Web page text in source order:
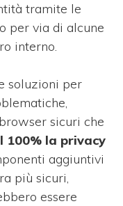
tramite le
per via di alcune
interno.
soluzioni per
sicuri che
100% la privacy
aggiuntivi
più sicuri,
essere